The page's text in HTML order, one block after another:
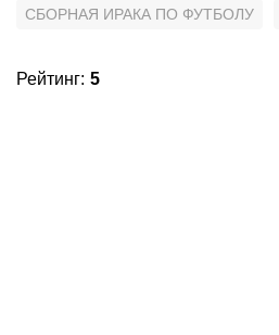
СБОРНАЯ ИРАКА ПО ФУТБОЛУ
Рейтинг: 5